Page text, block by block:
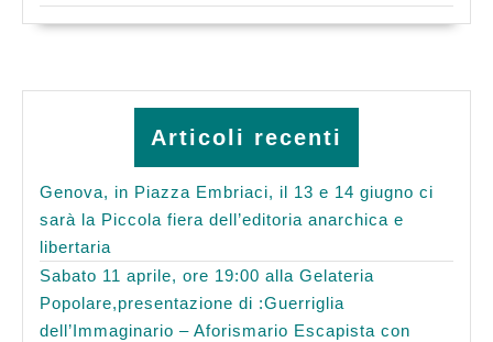
Articoli recenti
Genova, in Piazza Embriaci, il 13 e 14 giugno ci
sarà la Piccola fiera dell’editoria anarchica e
libertaria
Sabato 11 aprile, ore 19:00 alla Gelateria
Popolare,presentazione di :Guerriglia
dell’Immaginario – Aforismario Escapista con